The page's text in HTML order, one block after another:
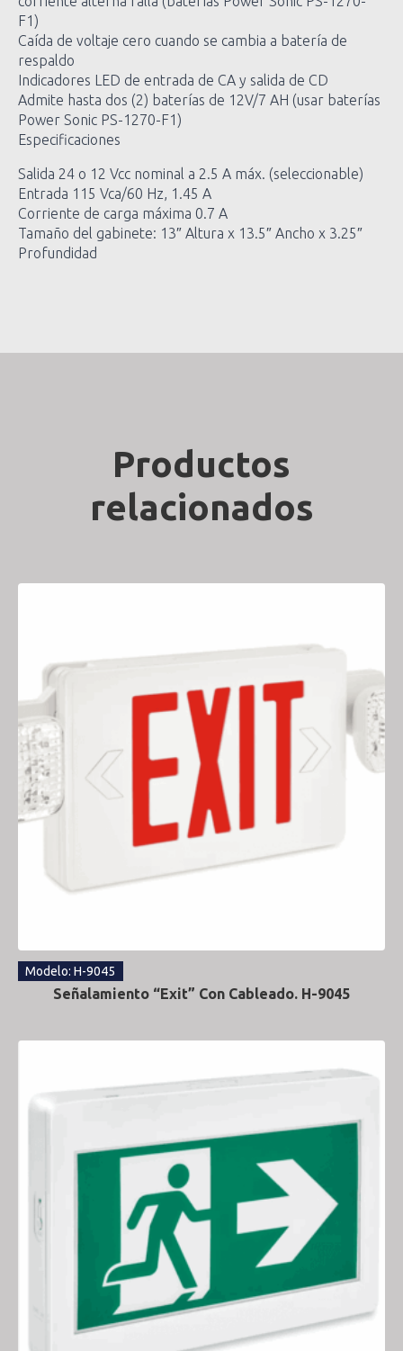
F1)
Caída de voltaje cero cuando se cambia a batería de
respaldo
Indicadores LED de entrada de CA y salida de CD
Admite hasta dos (2) baterías de 12V/7 AH (usar baterías
Power Sonic PS-1270-F1)
Especificaciones
Salida 24 o 12 Vcc nominal a 2.5 A máx. (seleccionable)
Entrada 115 Vca/60 Hz, 1.45 A
Corriente de carga máxima 0.7 A
Tamaño del gabinete: 13″ Altura x 13.5″ Ancho x 3.25″
Profundidad
Productos
relacionados
Modelo: H-9045
Señalamiento “Exit” Con Cableado. H-9045